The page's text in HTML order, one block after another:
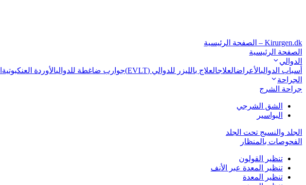
Kirurgen.dk – الصفحة الرئيسية
الصفحة الرئيسية
الدوالي
أسباب الدواليالأعراضالعلاجالعلاج بالليزر للدوالي (EVLT) جوارب ضاغطة للدواليالأوردة العنكبوتية
الجراحة
جراحة الشرج
الشق الشرجي
البواسير
الجلد والنسيج تحت الجلد
الفحوصات بالمنظار
تنظير القولون
تنظير المعدة عبر الأنف
تنظير المعدة